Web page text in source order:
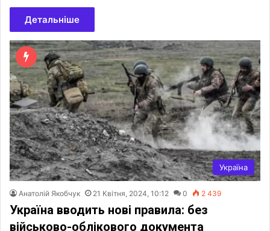
Детальніше
Україна
Анатолій Якобчук 21 Квітня, 2024, 10:12 0 2 439
Україна вводить нові правила: без
військово-облікового документа